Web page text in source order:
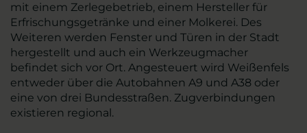
mit einem Zerlegebetrieb, einem Hersteller für
Erfrischungsgetränke und einer Molkerei. Des
Weiteren werden Fenster und Türen in der Stadt
hergestellt und auch ein Werkzeugmacher
befindet sich vor Ort. Angesteuert wird Weißenfels
entweder über die Autobahnen A9 und A38 oder
eine von drei Bundesstraßen. Zugverbindungen
existieren regional.